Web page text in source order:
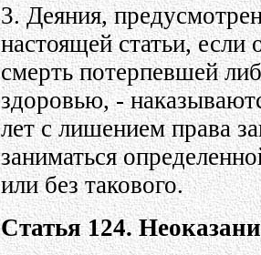
3. Деяния,
настоящей статьи,
смерть потерпевшей
здоровью, -
лет с лишением права
заниматься
или без такового.
Статья 124.